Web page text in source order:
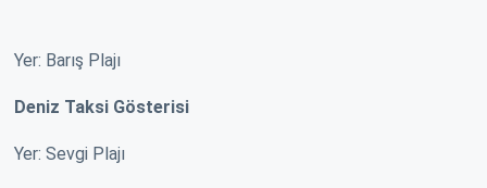
Yer: Barış Plajı
Deniz Taksi Gösterisi
Yer: Sevgi Plajı